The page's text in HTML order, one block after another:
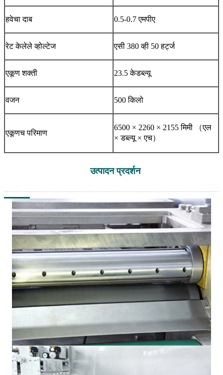
हवेचा दाब 0.5-0.7 एमपीए
रेट केलेले व्होल्टेज एसी 380 व्ही 50 हर्ट्ज
एकूण शक्ती 23.5 केडब्ल्यू
वजन 500 किलो
एकूणच परिमाण
6500 × 2260 × 2155 मिमी （एल
× डब्ल्यू × एच）
उत्पादन प्रदर्शन